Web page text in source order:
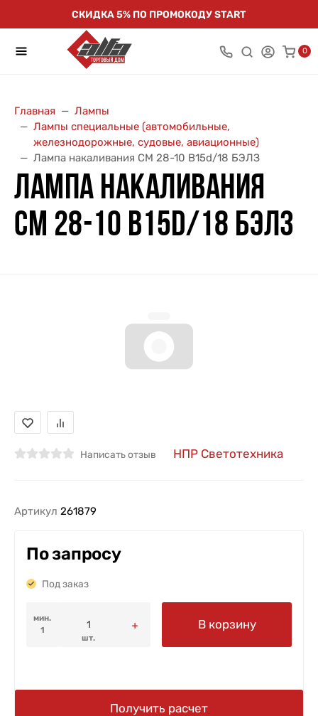
СКИДКА 5% ПО ПРОМОКОДУ START
0
Главная
Лампы
Лампы специальные (автомобильные,
железнодорожные, судовые, авиационные)
Лампа накаливания СМ 28-10 В15d/18 БЭЛЗ
ЛАМПА НАКАЛИВАНИЯ
СМ 28-10 В15D/18 БЭЛЗ
Написать отзыв НПР Светотехника
Артикул 261879
По запросу
Под заказ
мин.
1
шт.
В корзину
Получить расчет